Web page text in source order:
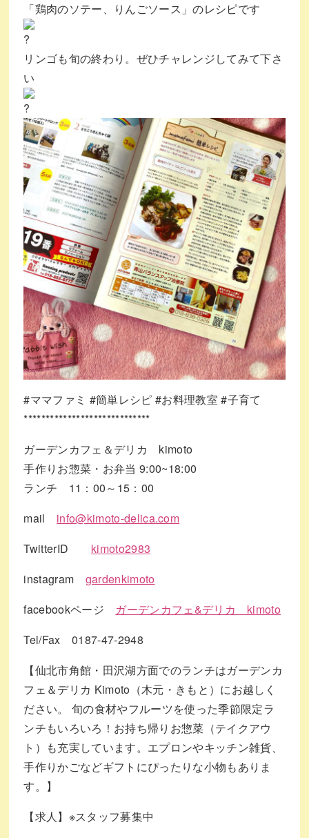
「鶏肉のソテー、りんごソース」のレシピです
リンゴも旬の終わり。ぜひチャレンジしてみて下さ
い
#ママファミ #簡単レシピ #お料理教室 #子育て
*****************************
ガーデンカフェ＆デリカ kimoto
手作りお惣菜・お弁当 9:00~18:00
ランチ 11：00～15：00
mail info@kimoto-delica.com
TwitterID kimoto2983
instagram gardenkimoto
facebookページ ガーデンカフェ&デリカ kimoto
Tel/Fax 0187-47-2948
【仙北市角館・田沢湖方面でのランチはガーデンカ
フェ＆デリカ Kimoto（木元・きもと）にお越しく
ださい。 旬の食材やフルーツを使った季節限定ラ
ンチもいろいろ！お持ち帰りお惣菜（テイクアウ
ト）も充実しています。エプロンやキッチン雑貨、
手作りかごなどギフトにぴったりな小物もありま
す。】
【求人】※スタッフ募集中